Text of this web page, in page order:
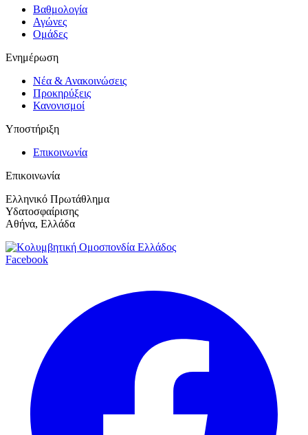
Βαθμολογία
Αγώνες
Ομάδες
Ενημέρωση
Νέα & Ανακοινώσεις
Προκηρύξεις
Κανονισμοί
Υποστήριξη
Επικοινωνία
Επικοινωνία
Ελληνικό Πρωτάθλημα
Υδατοσφαίρισης
Αθήνα, Ελλάδα
Facebook